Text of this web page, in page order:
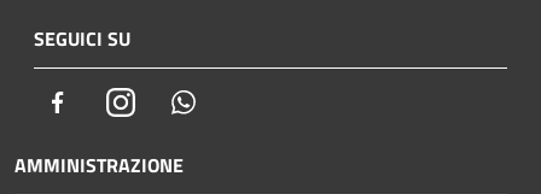
SEGUICI SU
FacebookInstagram
AMMINISTRAZIONE